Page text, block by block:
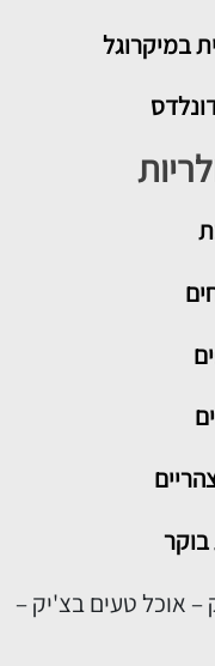
במיקרוגל
– אוכל טעים בצ'יק –